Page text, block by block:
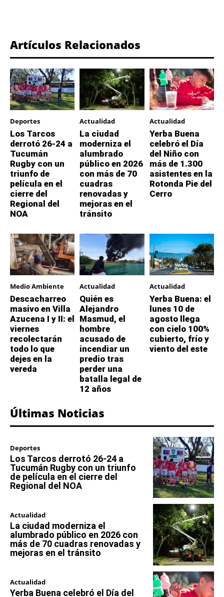
Artículos Relacionados
Deportes
Los Tarcos
derrotó 26-24 a
Tucumán
Rugby con un
triunfo de
película en el
cierre del
Regional del
NOA
Actualidad
La ciudad
moderniza el
alumbrado
público en 2026
con más de 70
cuadras
renovadas y
mejoras en el
tránsito
Actualidad
Yerba Buena
celebró el Día
del Niño con
más de 1.300
asistentes en la
Rotonda Pie del
Cerro
Medio Ambiente
Descacharreo
masivo en Villa
Azucena I y II: el
viernes
recolectarán
todo lo que
dejes en la
vereda
Actualidad
Quién es
Alejandro
Masmud, el
hombre
acusado de
incendiar un
predio tras
perder una
batalla legal de
12 años
Actualidad
Yerba Buena: el
lunes 10 de
agosto llega
con cielo 100%
cubierto, frío y
viento del este
Últimas Noticias
Deportes
Los Tarcos derrotó 26-24 a
Tucumán Rugby con un triunfo
de película en el cierre del
Regional del NOA
Actualidad
La ciudad moderniza el
alumbrado público en 2026 con
más de 70 cuadras renovadas y
mejoras en el tránsito
Actualidad
Yerba Buena celebró el Día del